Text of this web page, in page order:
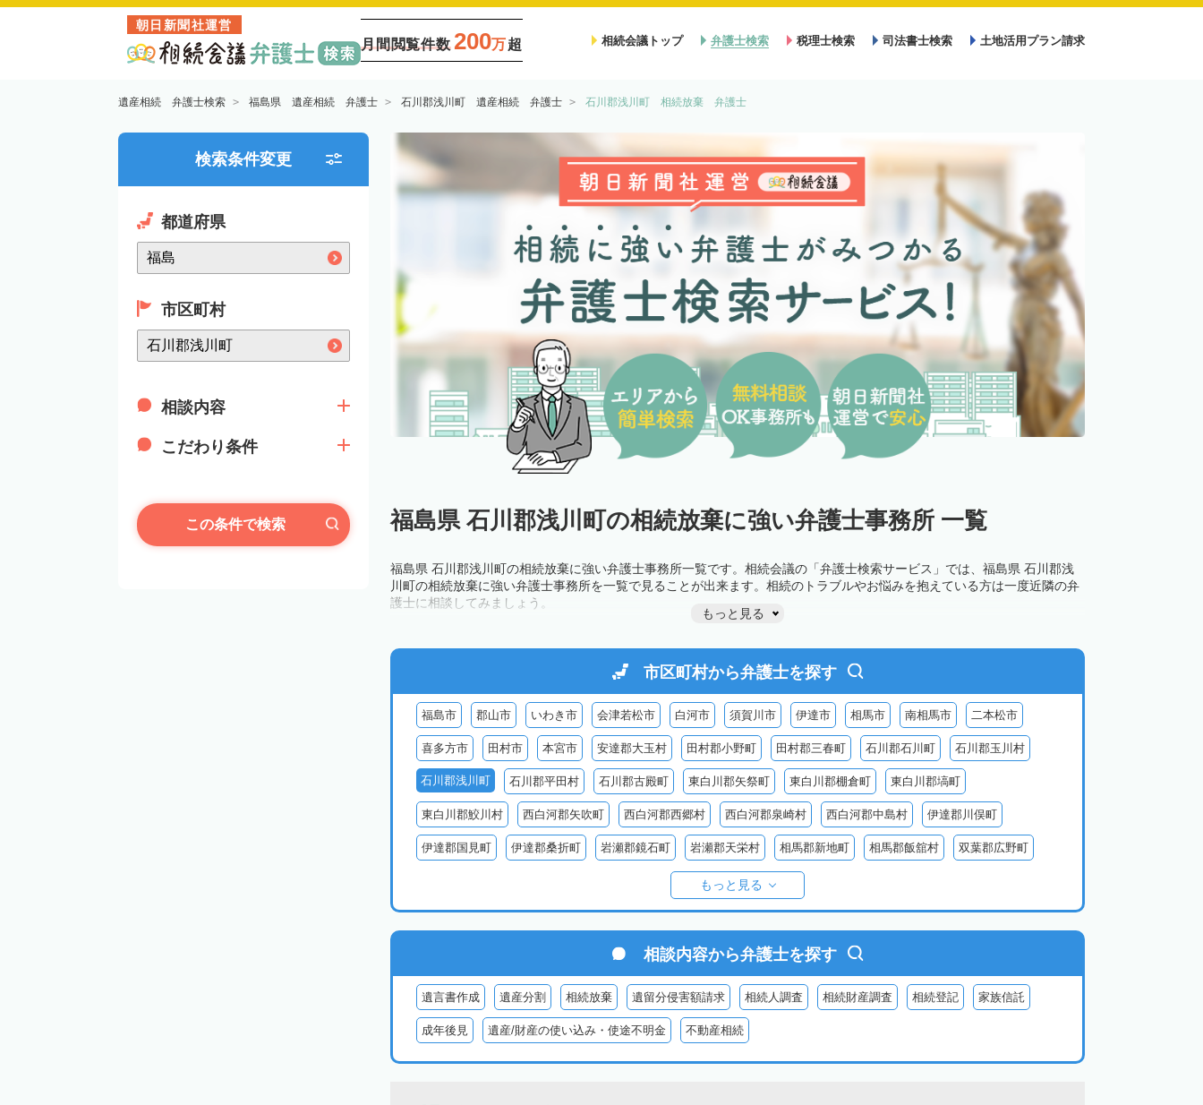
朝日新聞社運営
月間閲覧件数 200万超 相続会議トップ 弁護士検索 税理士検索 司法書士検索 土地活用プラン請求
遺産相続 弁護士検索 福島県 遺産相続 弁護士 石川郡浅川町 遺産相続 弁護士 石川郡浅川町 相続放棄 弁護士
検索条件変更
都道府県
市区町村
相談内容
こだわり条件
この条件で検索 福島県 石川郡浅川町の相続放棄に強い弁護士事務所 一覧
福島県 石川郡浅川町の相続放棄に強い弁護士事務所一覧です。相続会議の「弁護士検索サービス」では、福島県 石川郡浅
川町の相続放棄に強い弁護士事務所を一覧で見ることが出来ます。相続のトラブルやお悩みを抱えている方は一度近隣の弁
護士に相談してみましょう。
もっと見る
市区町村から弁護士を探す
福島市 郡山市 いわき市 会津若松市 白河市 須賀川市 伊達市 相馬市 南相馬市 二本松市
喜多方市 田村市 本宮市 安達郡大玉村 田村郡小野町 田村郡三春町 石川郡石川町 石川郡玉川村
石川郡浅川町 石川郡平田村 石川郡古殿町 東白川郡矢祭町 東白川郡棚倉町 東白川郡塙町
東白川郡鮫川村 西白河郡矢吹町 西白河郡西郷村 西白河郡泉崎村 西白河郡中島村 伊達郡川俣町
伊達郡国見町 伊達郡桑折町 岩瀬郡鏡石町 岩瀬郡天栄村 相馬郡新地町 相馬郡飯舘村 双葉郡広野町
双葉郡浪江町
耶麻郡猪苗代町 耶麻郡磐梯町 耶麻郡西会津町 耶麻郡北塩原村 河沼郡会津坂下町 河沼郡柳津町
大沼郡金山町 大沼郡三島町 大沼郡昭和村
南会津郡下郷町 南会津郡只見町 南会津郡檜枝岐村
もっと見る
相談内容から弁護士を探す
遺言書作成 遺産分割 相続放棄 遺留分侵害額請求 相続人調査 相続財産調査 相続登記 家族信託
成年後見 遺産/財産の使い込み・使途不明金 不動産相続